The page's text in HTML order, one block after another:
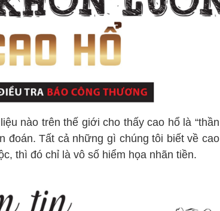
nào trên thế giới cho thấy cao hổ là “thần
đoán. Tất cả những gì chúng tôi biết về cao
thì đó chỉ là vô số hiểm họa nhãn tiền.